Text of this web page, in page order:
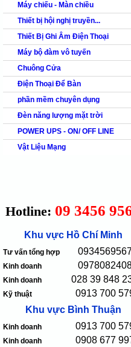
Máy chiếu - Màn chiều
Thiết bị hội nghị truyền...
Thiết Bị Ghi Âm Điện Thoại
Máy bộ đàm vô tuyến
Chuông Cửa
Điện Thoại Để Bàn
phần mềm chuyên dụng
Đèn năng lượng mặt trời
POWER UPS - ON/ OFF LINE
Vật Liệu Mạng
Hotline: 09 3456
Khu vực Hồ Chí Minh
Tư vấn tổng hợp
Kinh doanh
Kinh doanh 028 39 848
Kỹ thuật
0913 700
Khu vực Bình Thuận
Kinh doanh 0913 700
Kinh doanh 0908 677